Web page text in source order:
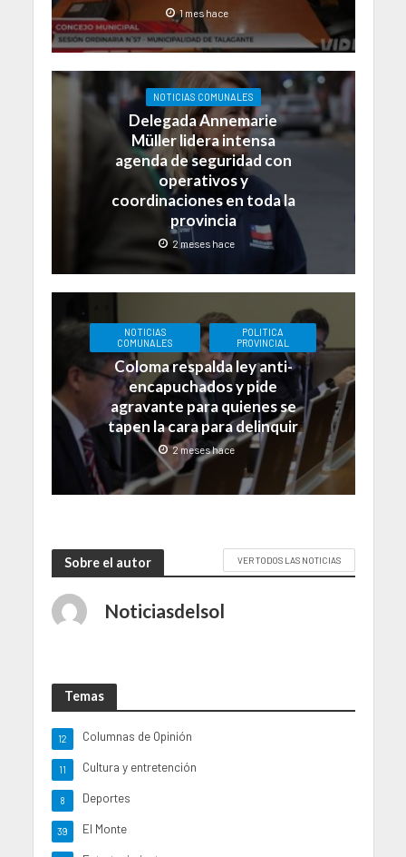
1 mes hace
NOTICIAS COMUNALES
Delegada Annemarie
Müller lidera intensa
agenda de seguridad con
operativos y
coordinaciones en toda la
provincia
2 meses hace
NOTICIAS
COMUNALES
POLITICA
PROVINCIAL
Coloma respalda ley anti-
encapuchados y pide
agravante para quienes se
tapen la cara para delinquir
2 meses hace
Sobre el autor VER TODOS LAS NOTICIAS
Noticiasdelsol
Temas
Columnas de Opinión
12
Cultura y entretención
11
Deportes
8
El Monte
39